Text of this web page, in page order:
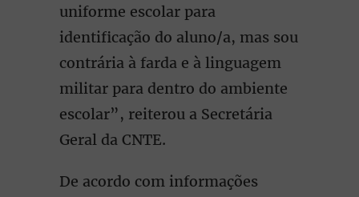
uniforme escolar para
identificação do aluno/a, mas sou
contrária à farda e à linguagem
militar para dentro do ambiente
escolar”, reiterou a Secretária
Geral da CNTE.
De acordo com informações